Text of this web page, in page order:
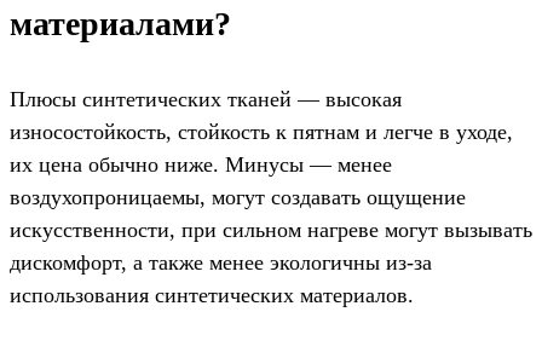
материалами?
Плюсы синтетических тканей — высокая
износостойкость, стойкость к пятнам и легче в уходе,
их цена обычно ниже. Минусы — менее
воздухопроницаемы, могут создавать ощущение
искусственности, при сильном нагреве могут вызывать
дискомфорт, а также менее экологичны из-за
использования синтетических материалов.